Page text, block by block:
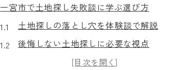
一宮市で土地探し失敗談に学ぶ選び方
土地探しの落とし穴を体験談で解説
後悔しない土地探しに必要な視点
一宮市で選ばれやすい土地の特徴とは